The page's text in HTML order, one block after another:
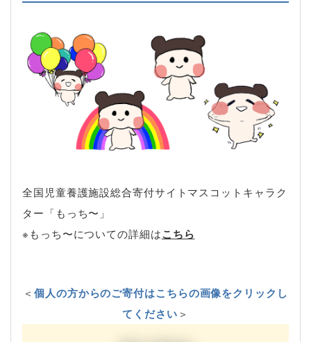
全国児童養護施設総合寄付サイトマスコットキャラク
ター「もっち〜」
※もっち〜についての詳細はこちら
＜個人の方からのご寄付はこちらの画像をクリックし
てください＞